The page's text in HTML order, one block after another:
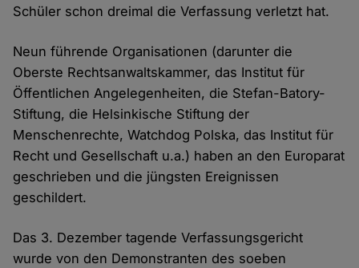
Schüler schon dreimal die Verfassung verletzt hat.
Neun führende Organisationen (darunter die
Oberste Rechtsanwaltskammer, das Institut für
Öffentlichen Angelegenheiten, die Stefan-Batory-
Stiftung, die Helsinkische Stiftung der
Menschenrechte, Watchdog Polska, das Institut für
Recht und Gesellschaft u.a.) haben an den Europarat
geschrieben und die jüngsten Ereignissen
geschildert.
Das 3. Dezember tagende Verfassungsgericht
wurde von den Demonstranten des soeben